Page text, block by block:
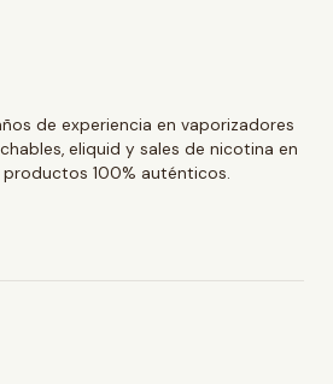
de experiencia en vaporizadores
eliquid y sales de nicotina en
productos 100% auténticos.